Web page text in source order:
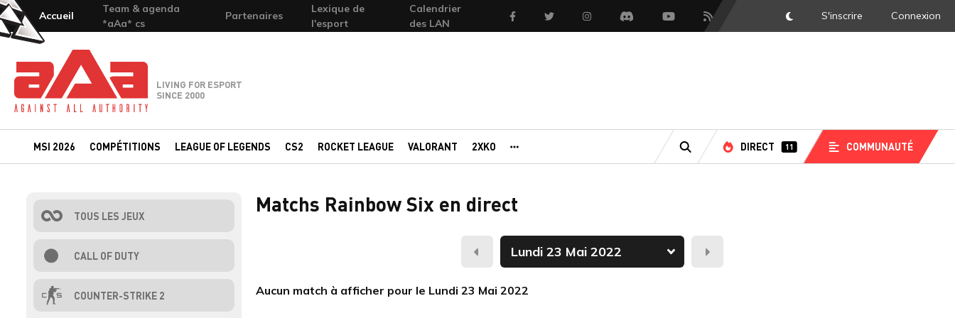
Accueil
Team & agenda
*aAa* cs
Partenaires
Lexique de
l'esport
Calendrier
des LAN
FacebookTwitter InstagramDiscord YoutubeFlux RSS DarkMode
S'inscrire Connexion
Team-aAa - against All authority
LIVING FOR ESPORT
SINCE 2000
MSI 2026 COMPÉTITIONS LEAGUE OF LEGENDS CS2 ROCKET LEAGUE VALORANT 2XKO
RECHERCHE
DIRECT 11 COMMUNAUTÉ
TOUS LES JEUX
CALL OF DUTY
COUNTER-STRIKE 2
Matchs Rainbow Six en direct
Hier Demain
Aucun match à afficher pour le Lundi 23 Mai 2022